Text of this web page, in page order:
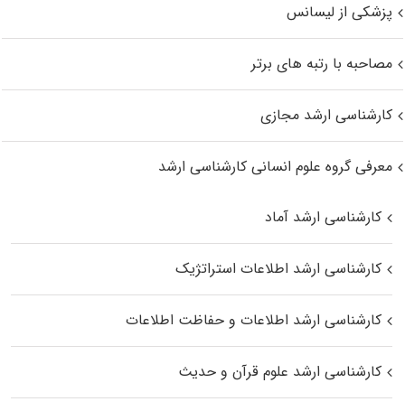
پزشکی از لیسانس
مصاحبه با رتبه های برتر
کارشناسی ارشد مجازی
معرفی گروه علوم انسانی کارشناسی ارشد
کارشناسی ارشد آماد
کارشناسی ارشد اطلاعات استراتژیک
کارشناسی ارشد اطلاعات و حفاظت اطلاعات
کارشناسی ارشد علوم قرآن و حدیث